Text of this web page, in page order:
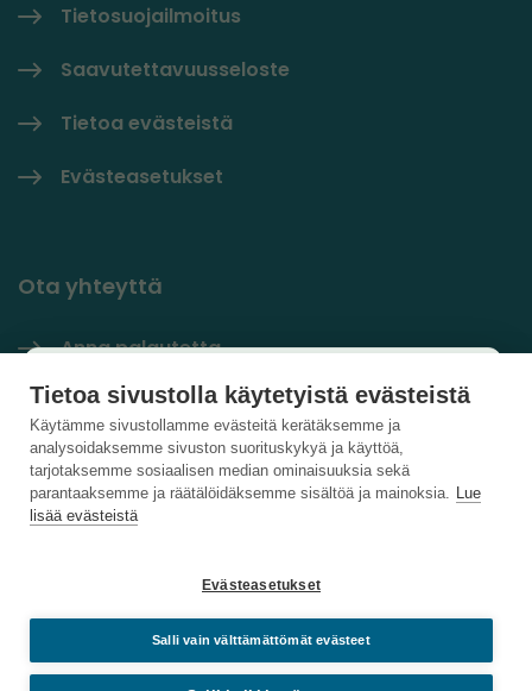
Tietoa sivustolla käytetyistä evästeistä
Käytämme sivustollamme evästeitä kerätäksemme ja
analysoidaksemme sivuston suorituskykyä ja käyttöä,
tarjotaksemme sosiaalisen median ominaisuuksia sekä
parantaaksemme ja räätälöidäksemme sisältöä ja mainoksia. Lue
lisää evästeistä
Evästeasetukset
Salli vain välttämättömät evästeet
Tietosuojailmoitus
Saavutettavuusseloste
Tietoa evästeistä
Evästeasetukset
Ota yhteyttä
Anna palautetta
Yhteystiedot
PlastLIFE LinkedInissä
Käyttäjäkysely
Auta kehittämään sivustoa ja vastaa lyhyeen
kyselyyn.
Sulje